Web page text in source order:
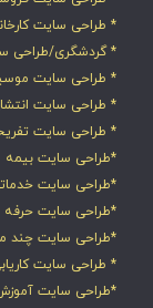
* طراحی سایت
* گردشگری/طراحی
* طراحی سایت
* طراحی سایت
* طراحی سایت
*طراحی سایت بیمه
*طراحی سایت
*طراحی سایت حرفه
*طراحی سایت چند
* طراحی سایت
*طراحی سایت